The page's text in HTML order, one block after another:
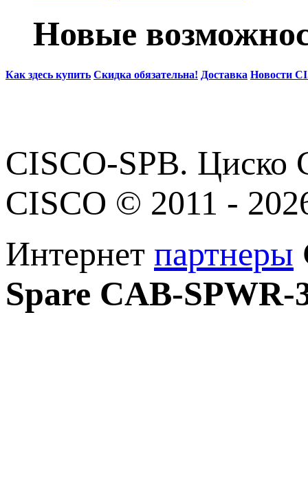
Новые
Как здесь купить Скидка обязательна! Доставка Новости
CISCO-SPB. Циско
CISCO © 2011 -
Интернет партнеры
Spare CAB-SPWR-